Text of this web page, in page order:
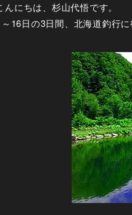
んにちは、杉山代悟です。
16日の3日間、北海道釣行